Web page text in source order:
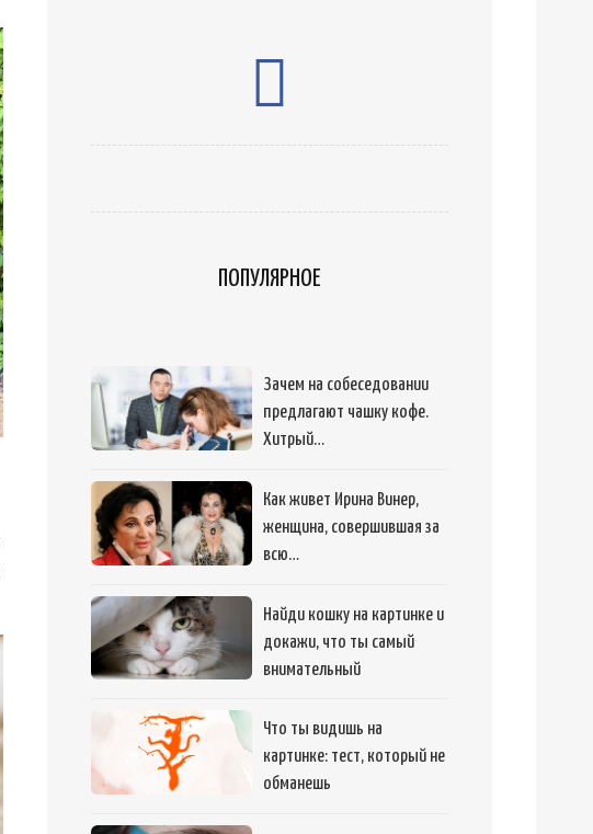
ПОПУЛЯРНОЕ
Зачем на собеседовании
предлагают чашку кофе.
Хитрый…
Как живет Ирина Винер,
женщина, совершившая за
всю…
Найди кошку на картинке и
докажи, что ты самый
внимательный
Что ты видишь на
картинке: тест, который не
обманешь